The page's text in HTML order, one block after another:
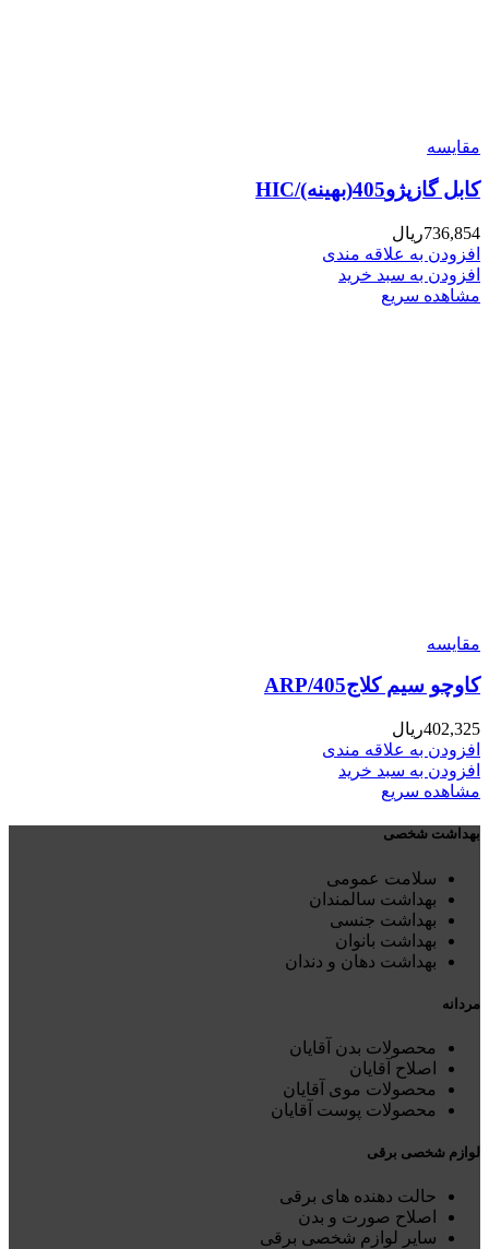
مقایسه
کابل گازپژو405(بهینه)/HIC
736,854ریال
افزودن به علاقه مندی
افزودن به سبد خرید
مشاهده سریع
مقایسه
کاوچو سیم کلاج405/ARP
402,325ریال
افزودن به علاقه مندی
افزودن به سبد خرید
مشاهده سریع
بهداشت شخصی
سلامت عمومی
بهداشت سالمندان
بهداشت جنسی
بهداشت بانوان
بهداشت دهان و دندان
مردانه
محصولات بدن آقایان
اصلاح آقایان
محصولات موی آقایان
محصولات پوست آقایان
لوازم شخصی برقی
حالت دهنده های برقی
اصلاح صورت و بدن
سایر لوازم شخصی برقی